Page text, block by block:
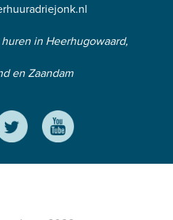
in Heerhugowaard,
en Zaandam